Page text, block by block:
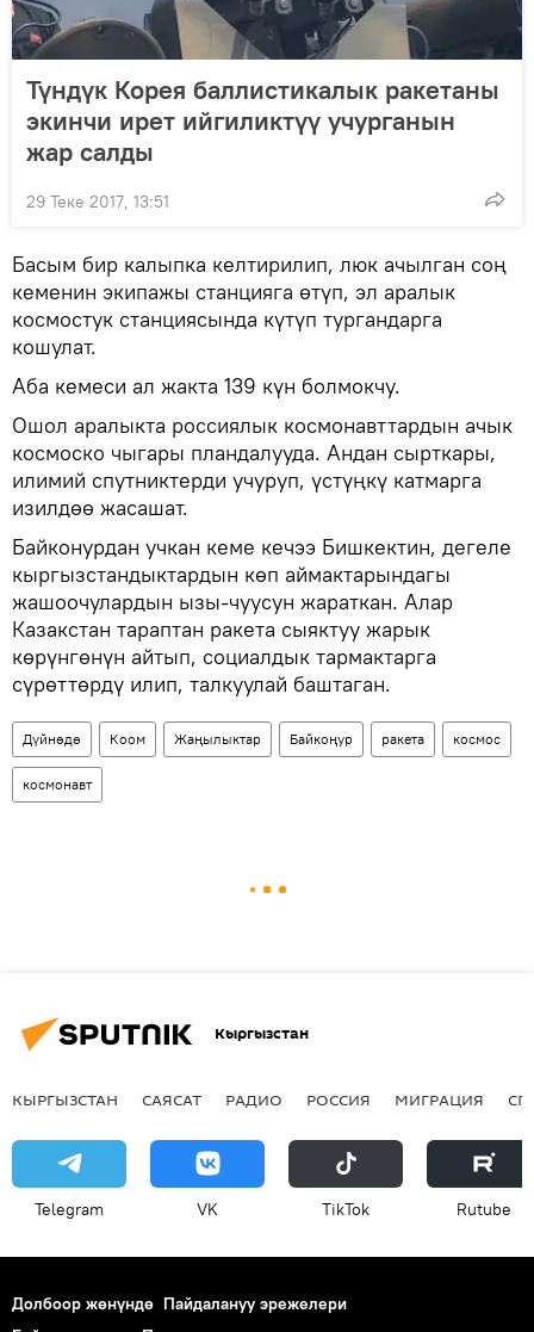
Түндүк Корея баллистикалык ракетаны
экинчи ирет ийгиликтүү учурганын
жар салды
29 Теке 2017, 13:51
Басым бир калыпка келтирилип, люк ачылган соң
кеменин экипажы станцияга өтүп, эл аралык
космостук станциясында күтүп тургандарга
кошулат.
Аба кемеси ал жакта 139 күн болмокчу.
Ошол аралыкта россиялык космонавттардын ачык
космоско чыгары пландалууда. Андан сырткары,
илимий спутниктерди учуруп, үстүңкү катмарга
изилдөө жасашат.
Байконурдан учкан кеме кечээ Бишкектин, дегеле
кыргызстандыктардын көп аймактарындагы
жашоочулардын ызы-чуусун жараткан. Алар
Казакстан тараптан ракета сыяктуу жарык
көрүнгөнүн айтып, социалдык тармактарга
сүрөттөрдү илип, талкуулай баштаган.
Дүйнөдө Коом Жаңылыктар Байкоңур ракета космос
космонавт
Кыргызстан
КЫРГЫЗСТАН САЯСАТ РАДИО РОССИЯ МИГРАЦИЯ
Telegram VK ТikТоk Rutube
Долбоор жөнүндө Пайдалануу эрежелери